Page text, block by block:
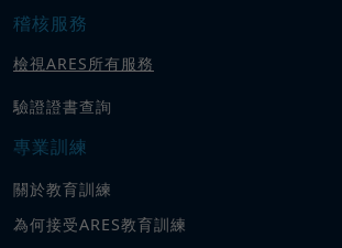
稽核服務
檢視ARES所有服務
驗證證書查詢
專業訓練
關於教育訓練
為何接受ARES教育訓練